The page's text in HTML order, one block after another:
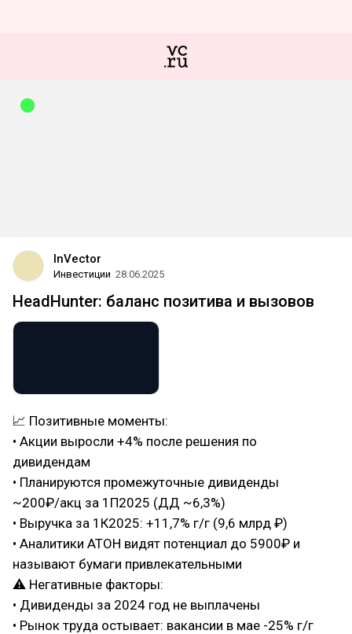
InVector
Инвестиции 28.06.2025
HeadHunter: баланс позитива и вызовов
📈 Позитивные моменты:
• Акции выросли +4% после решения по
дивидендам
• Планируются промежуточные дивиденды
~200₽/акц за 1П2025 (ДД ~6,3%)
• Выручка за 1К2025: +11,7% г/г (9,6 млрд ₽)
• Аналитики АТОН видят потенциал до 5900₽ и
называют бумаги привлекательными
⚠ Негативные факторы:
• Дивиденды за 2024 год не выплачены
• Рынок труда остывает: вакансии в мае -25% г/г